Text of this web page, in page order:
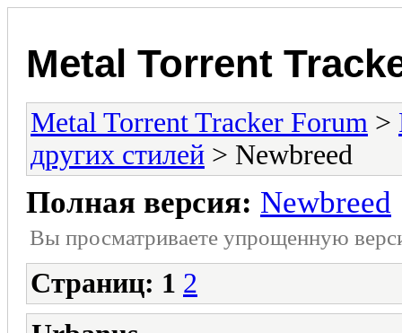
Metal Torrent
Metal Torrent Tracker Forum >
других стилей > Newbreed
Полная версия: Newbreed
Вы просматриваете yпpощеннyю
Страниц: 1 2